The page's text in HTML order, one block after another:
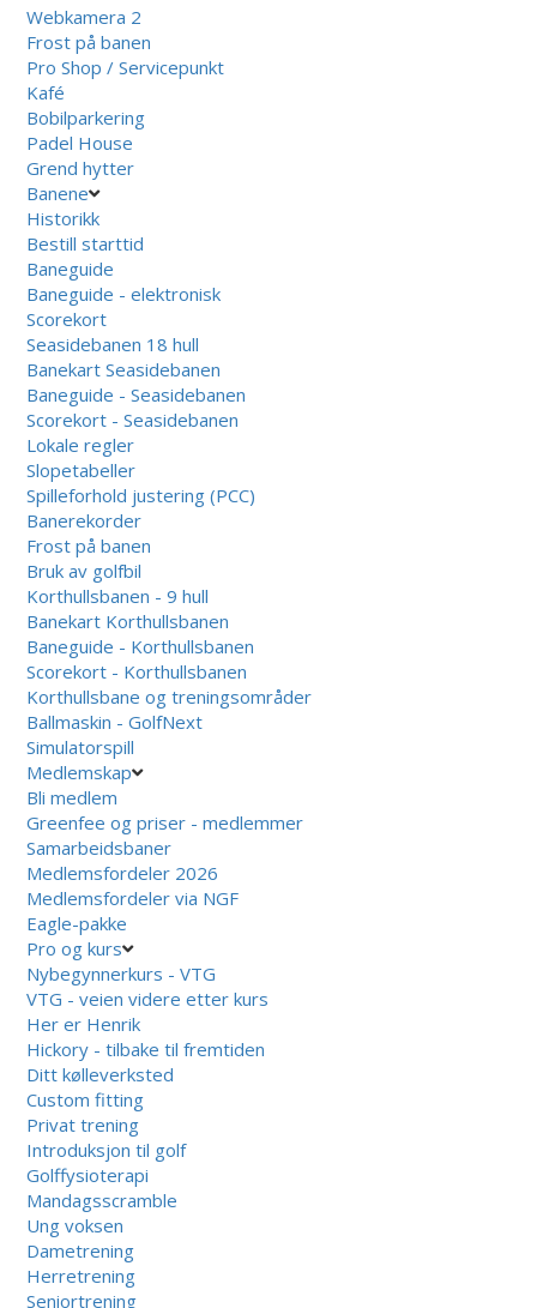
Webkamera 2
Frost på banen
Pro Shop / Servicepunkt
Kafé
Bobilparkering
Padel House
Grend hytter
Banene
Historikk
Bestill starttid
Baneguide
Baneguide - elektronisk
Scorekort
Seasidebanen 18 hull
Banekart Seasidebanen
Baneguide - Seasidebanen
Scorekort - Seasidebanen
Lokale regler
Slopetabeller
Spilleforhold justering (PCC)
Banerekorder
Frost på banen
Bruk av golfbil
Korthullsbanen - 9 hull
Banekart Korthullsbanen
Baneguide - Korthullsbanen
Scorekort - Korthullsbanen
Korthullsbane og treningsområder
Ballmaskin - GolfNext
Simulatorspill
Medlemskap
Bli medlem
Greenfee og priser - medlemmer
Samarbeidsbaner
Medlemsfordeler 2026
Medlemsfordeler via NGF
Eagle-pakke
Pro og kurs
Nybegynnerkurs - VTG
VTG - veien videre etter kurs
Her er Henrik
Hickory - tilbake til fremtiden
Ditt kølleverksted
Custom fitting
Privat trening
Introduksjon til golf
Golffysioterapi
Mandagsscramble
Ung voksen
Dametrening
Herretrening
Seniortrening